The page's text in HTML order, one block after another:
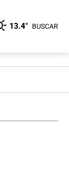
13.4° BUSCAR